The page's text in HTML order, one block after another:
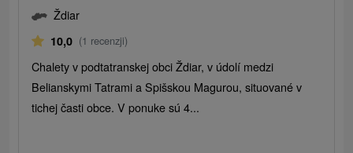
Ždiar
10,0 (1 recenzji)
Chalety v podtatranskej obci Ždiar, v údolí medzi
Belianskymi Tatrami a Spišskou Magurou, situované v
tichej časti obce. V ponuke sú 4...